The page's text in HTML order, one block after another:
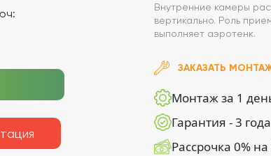
Внутренние камеры
вертикально. Роль
выполняет аэротенк.
ЗАКАЗАТЬ
Монтаж за 1
Гарантия - 3 года
Рассрочка 0%